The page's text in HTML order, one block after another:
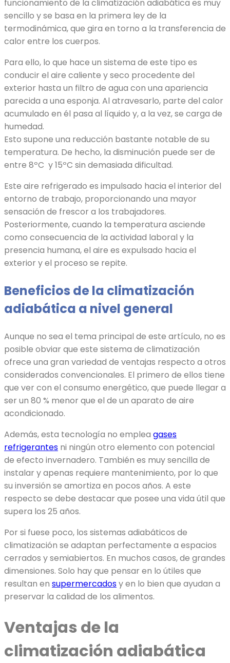
funcionamiento de la climatización adiabática es muy
sencillo y se basa en la primera ley de la
termodinámica, que gira en torno a la transferencia de
calor entre los cuerpos.
Para ello, lo que hace un sistema de este tipo es
conducir el aire caliente y seco procedente del
exterior hasta un filtro de agua con una apariencia
parecida a una esponja. Al atravesarlo, parte del calor
acumulado en él pasa al líquido y, a la vez, se carga de
humedad.
Esto supone una reducción bastante notable de su
temperatura. De hecho, la disminución puede ser de
entre 8ºC y 15ºC sin demasiada dificultad.
Este aire refrigerado es impulsado hacia el interior del
entorno de trabajo, proporcionando una mayor
sensación de frescor a los trabajadores.
Posteriormente, cuando la temperatura asciende
como consecuencia de la actividad laboral y la
presencia humana, el aire es expulsado hacia el
exterior y el proceso se repite.
Beneficios de la climatización
adiabática a nivel general
Aunque no sea el tema principal de este artículo, no es
posible obviar que este sistema de climatización
ofrece una gran variedad de ventajas respecto a otros
considerados convencionales. El primero de ellos tiene
que ver con el consumo energético, que puede llegar a
ser un 80 % menor que el de un aparato de aire
acondicionado.
Además, esta tecnología no emplea gases
refrigerantes ni ningún otro elemento con potencial
de efecto invernadero. También es muy sencilla de
instalar y apenas requiere mantenimiento, por lo que
su inversión se amortiza en pocos años. A este
respecto se debe destacar que posee una vida útil que
supera los 25 años.
Por si fuese poco, los sistemas adiabáticos de
climatización se adaptan perfectamente a espacios
cerrados y semiabiertos. En muchos casos, de grandes
dimensiones. Solo hay que pensar en lo útiles que
resultan en supermercadosy en lo bien que ayudan a
preservar la calidad de los alimentos.
Ventajas de la
climatización adiabática